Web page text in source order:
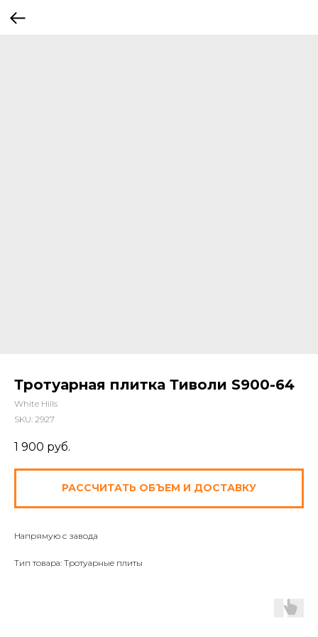
Тротуарная плитка Тиволи S900-64
White Hills
SKU: 2927
1 900 руб.
РАССЧИТАТЬ ОБЪЕМ И ДОСТАВКУ
Напрямую с завода
Тип товара: Тротуарные плиты